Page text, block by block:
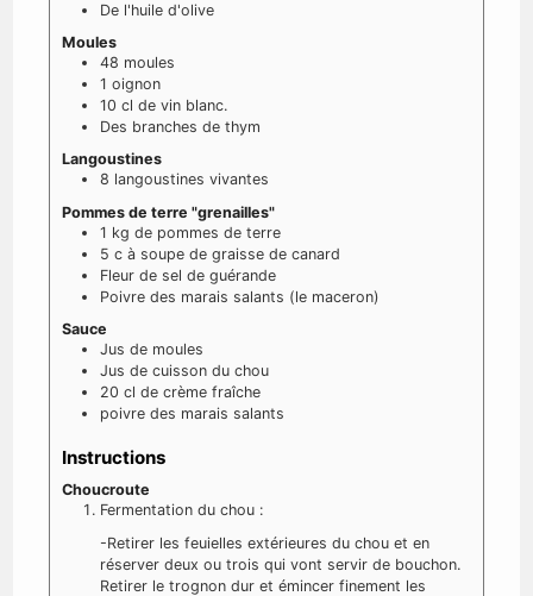
De l'huile d'olive
Moules
48 moules
1 oignon
10 cl de vin blanc.
Des branches de thym
Langoustines
8 langoustines vivantes
Pommes de terre "grenailles"
1 kg de pommes de terre
5 c à soupe de graisse de canard
Fleur de sel de guérande
Poivre des marais salants (le maceron)
Sauce
Jus de moules
Jus de cuisson du chou
20 cl de crème fraîche
poivre des marais salants
Instructions
Choucroute
Fermentation du chou :
-Retirer les feuielles extérieures du chou et en
réserver deux ou trois qui vont servir de bouchon.
Retirer le trognon dur et émincer finement les